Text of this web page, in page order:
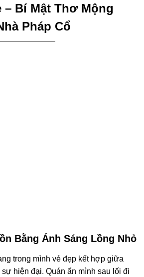
– Bí Mật Thơ Mộng
Pháp Cổ
Bằng Ánh Sáng Lồng Nhỏ
trong mình vẻ đẹp kết hợp giữa
sự hiện đại. Quán ẩn mình sau lối đi